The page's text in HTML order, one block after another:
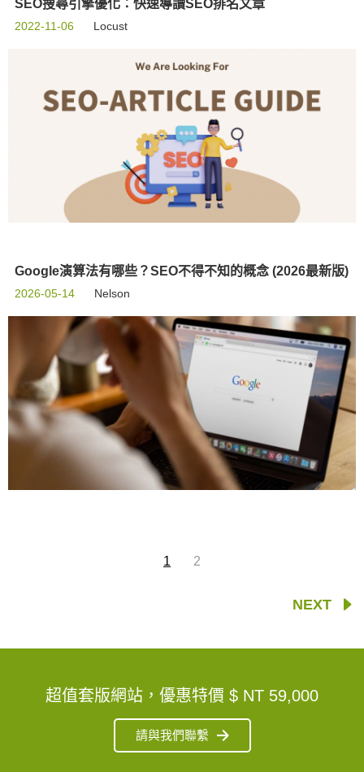
SEO搜尋引擎優化：快速導讀SEO排名文章
2022-11-06 Locust
Google演算法有哪些？SEO不得不知的概念 (2026最新版)
2026-05-14 Nelson
1 2
NEXT
超值套版網站，優惠特價 $ NT 59,000
請與我們聯繫